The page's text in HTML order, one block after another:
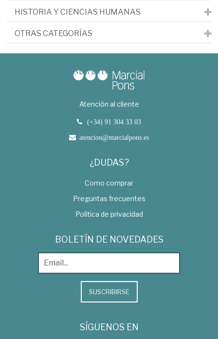
HISTORIA Y CIENCIAS HUMANAS
OTRAS CATEGORÍAS
Atención al cliente
(+34) 91 304 33 03
atencion@marcialpons.es
¿DUDAS?
Como comprar
Preguntas frecuentes
Política de privacidad
BOLETÍN DE NOVEDADES
SUSCRIBIRSE
SÍGUENOS EN